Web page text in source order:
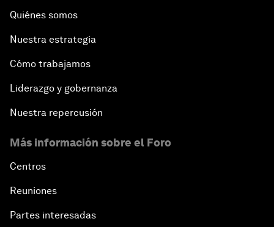
Quiénes somos
Nuestra estrategia
Cómo trabajamos
Liderazgo y gobernanza
Nuestra repercusión
Más información sobre el Foro
Centros
Reuniones
Partes interesadas